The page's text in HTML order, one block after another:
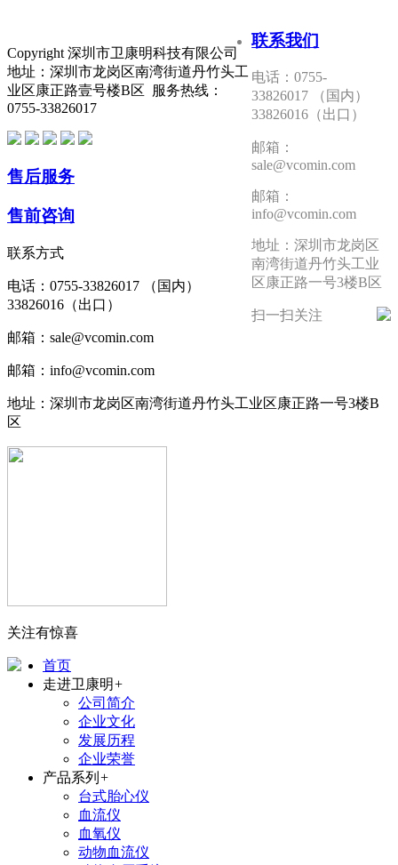
联系我们
电话：0755-
33826017 （国内）
33826016（出口）
邮箱：
sale@vcomin.com
邮箱：
info@vcomin.com
地址：深圳市龙岗区
南湾街道丹竹头工业
区康正路一号3楼B区
扫一扫关注
Copyright 深圳市卫康明科技有限公司
地址：深圳市龙岗区南湾街道丹竹头工
业区康正路壹号楼B区 服务热线：
0755-33826017
售后服务
售前咨询
联系方式
电话：0755-33826017 （国内）
33826016（出口）
邮箱：sale@vcomin.com
邮箱：info@vcomin.com
地址：深圳市龙岗区南湾街道丹竹头工业区康正路一号3楼B
区
关注有惊喜
首页
走进卫康明+
公司简介
企业文化
发展历程
企业荣誉
产品系列 +
台式胎心仪
血流仪
血氧仪
动物血流仪